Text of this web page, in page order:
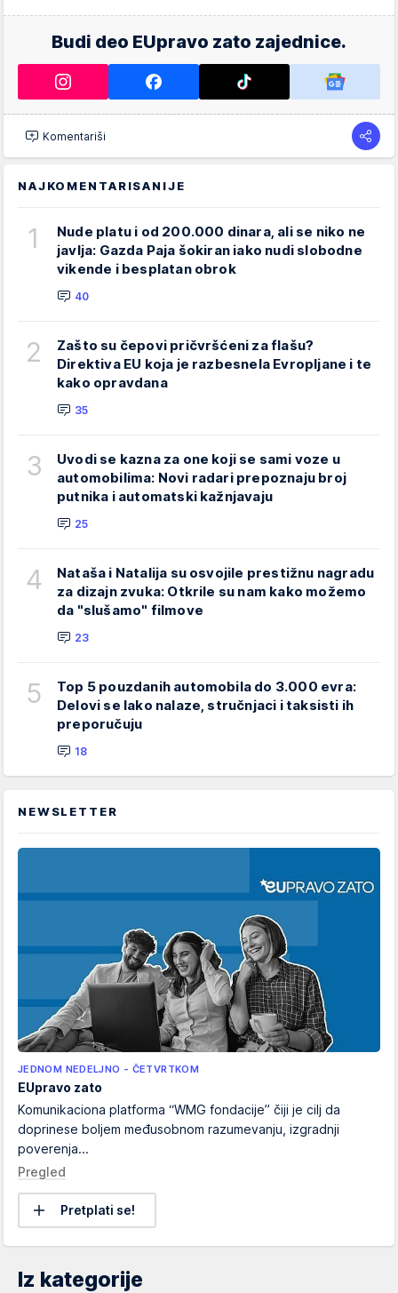
Budi deo EUpravo zato zajednice.
Komentariši
NAJKOMENTARISANIJE
1
Nude platu i od 200.000 dinara, ali se niko ne
javlja: Gazda Paja šokiran iako nudi slobodne
vikende i besplatan obrok
40
2
Zašto su čepovi pričvršćeni za flašu?
Direktiva EU koja je razbesnela Evropljane i te
kako opravdana
35
3
Uvodi se kazna za one koji se sami voze u
automobilima: Novi radari prepoznaju broj
putnika i automatski kažnjavaju
25
4
Nataša i Natalija su osvojile prestižnu nagradu
za dizajn zvuka: Otkrile su nam kako možemo
da "slušamo" filmove
23
5
Top 5 pouzdanih automobila do 3.000 evra:
Delovi se lako nalaze, stručnjaci i taksisti ih
preporučuju
18
NEWSLETTER
JEDNOM NEDELJNO - ČETVRTKOM
EUpravo zato
Komunikaciona platforma “WMG fondacije” čiji je cilj da
doprinese boljem međusobnom razumevanju, izgradnji
poverenja...
Pregled
Pretplati se!
Iz kategorije